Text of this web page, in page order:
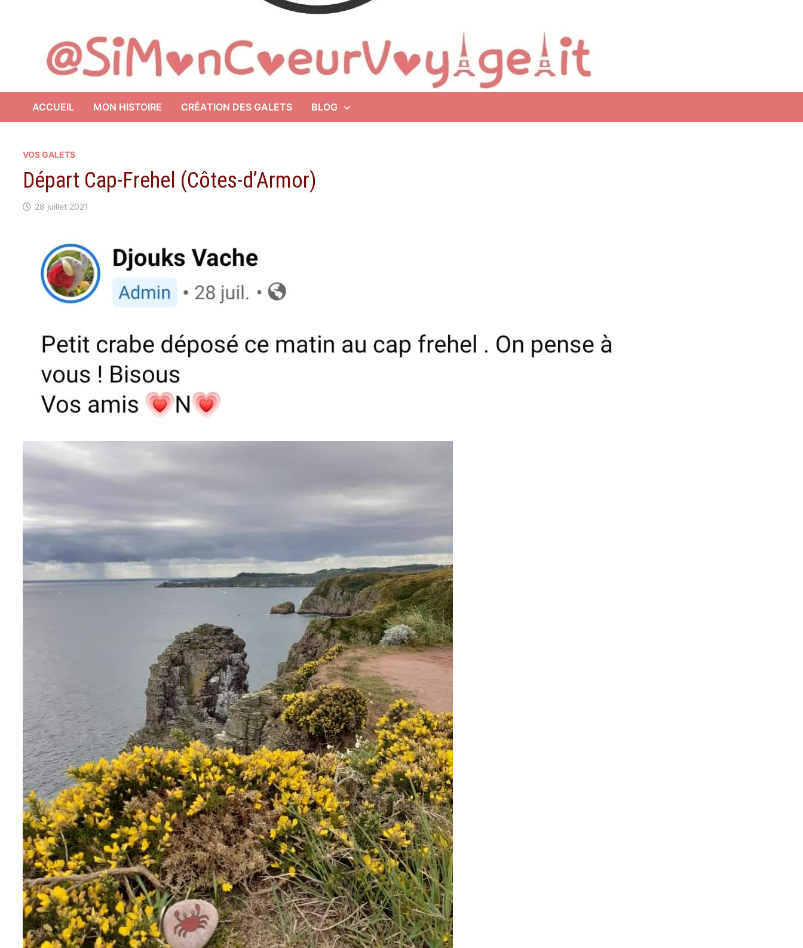
ACCUEIL MON HISTOIRE CRÉATION DES GALETS BLOG
VOS GALETS
Départ Cap-Frehel (Côtes-d’Armor)
28 juillet 2021